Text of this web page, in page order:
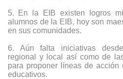
5.
En la EIB existen logros
alumnos de la EIB, hoy son
en sus comunidades.
6.
Aún falta iniciativas
regional y local así como de
para proponer líneas de
educativos.